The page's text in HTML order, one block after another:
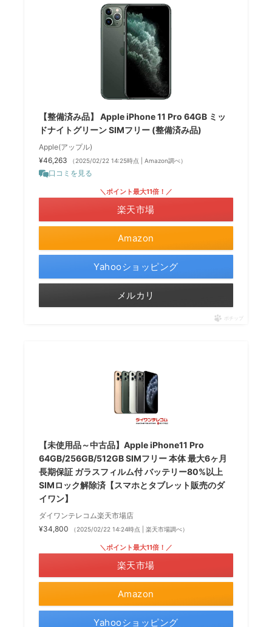
【整備済み品】 Apple iPhone 11 Pro 64GB ミッ
ドナイトグリーン SIMフリー (整備済み品)
Apple(アップル)
¥46,263
（2025/02/22 14:25時点 | Amazon調べ）
口コミを見る
Amazon
＼ポイント最大11倍！／
楽天市場
Yahooショッピング
メルカリ
ポチップ
【未使用品～中古品】Apple iPhone11 Pro
64GB/256GB/512GB SIMフリー 本体 最大6ヶ月
長期保証 ガラスフィルム付 バッテリー80%以上
SIMロック解除済【スマホとタブレット販売のダ
イワン】
ダイワンテレコム楽天市場店
¥34,800
（2025/02/22 14:24時点 | 楽天市場調べ）
Amazon
＼ポイント最大11倍！／
楽天市場
Yahooショッピング